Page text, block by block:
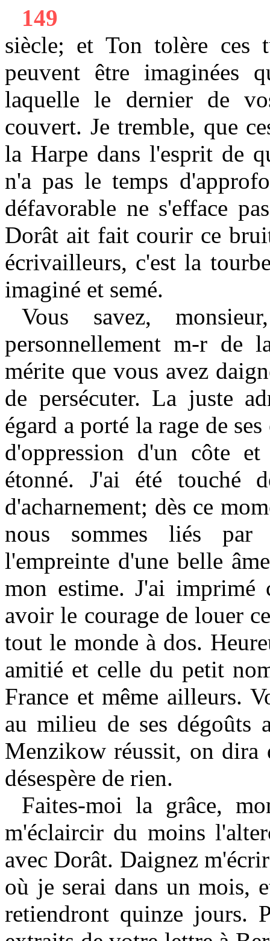
149
siècle; et Ton tolère ces
peuvent être imaginées
laquelle le dernier de
couvert. Je tremble, que
la Harpe dans l'esprit de
n'a pas le temps
défavorable ne s'efface
Dorât ait fait courir ce
écrivailleurs, c'est la
imaginé et semé.
Vous savez,
personnellement m-r de
mérite que vous avez
de persécuter. La juste
égard a porté la rage de
d'oppression d'un côte
étonné. J'ai été touché
d'acharnement; dès ce
nous sommes liés par
l'empreinte d'une belle
mon estime. J'ai
avoir le courage de louer
tout le monde à dos.
amitié et celle du petit
France et même ailleurs.
au milieu de ses dégoûts
Menzikow réussit, on dira
désespère de rien.
Faites-moi la grâce,
m'éclaircir du moins
avec Dorât. Daignez
où je serai dans un mois,
retiendront quinze jours.